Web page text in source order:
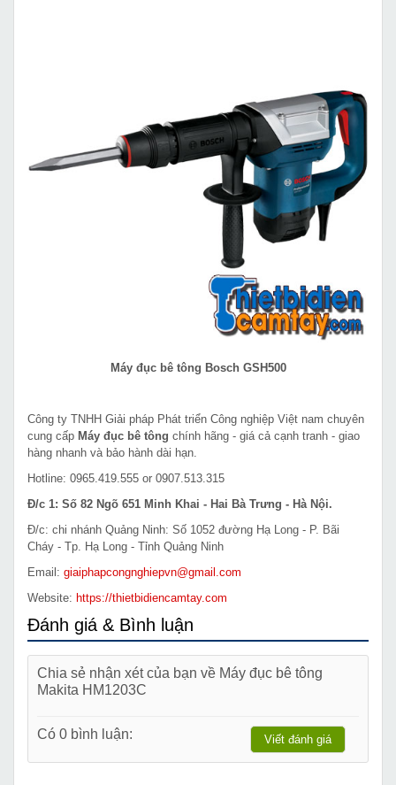
Máy đục bê tông Bosch GSH500
Công ty TNHH Giải pháp Phát triển Công nghiệp Việt nam chuyên
cung cấp Máy đục bê tông chính hãng - giá cả cạnh tranh - giao
hàng nhanh và bảo hành dài hạn.
Hotline: 0965.419.555 or 0907.513.315
Đ/c 1: Số 82 Ngõ 651 Minh Khai - Hai Bà Trưng - Hà Nội.
Đ/c: chi nhánh Quảng Ninh: Số 1052 đường Hạ Long - P. Bãi
Cháy - Tp. Hạ Long - Tỉnh Quảng Ninh
Email: giaiphapcongnghiepvn@gmail.com
Website: https://thietbidiencamtay.com
Đánh giá & Bình luận
Chia sẻ nhận xét của bạn về Máy đục bê tông
Makita HM1203C
Có 0 bình luận: Viết đánh giá